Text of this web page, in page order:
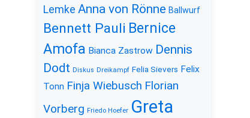
Lemke Anna von Rönne Ballwurf
Bennett Pauli Bernice
Amofa Bianca Zastrow Dennis
Dodt Diskus Dreikampf Felia Sievers Felix
Tonn Finja Wiebusch Florian
Vorberg Friedo Hoefer Greta